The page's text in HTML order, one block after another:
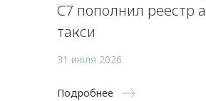
C7 пополнил реестр
такси
31 июля 2026
Подробнее